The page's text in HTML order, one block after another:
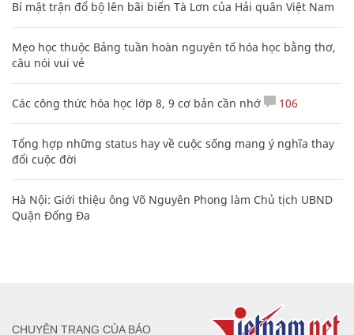
Bí mật trận đổ bộ lên bãi biển Tà Lơn của Hải quân Việt Nam
Mẹo học thuộc Bảng tuần hoàn nguyên tố hóa học bằng thơ,
câu nói vui vẻ
Các công thức hóa học lớp 8, 9 cơ bản cần nhớ 106
Tổng hợp những status hay về cuộc sống mang ý nghĩa thay
đổi cuộc đời
Hà Nội: Giới thiệu ông Võ Nguyên Phong làm Chủ tịch UBND
Quận Đống Đa
CHUYÊN TRANG CỦA BÁO